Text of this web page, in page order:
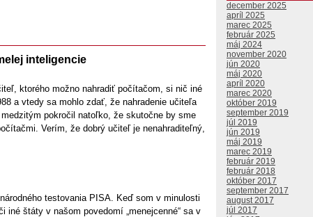
inteligencie
ktorého možno nahradiť počítačom, si nič iné
a vtedy sa mohlo zdať, že nahradenie učiteľa
pokročil natoľko, že skutočne by sme
Verím, že dobrý učiteľ je nenahraditeľný,
testovania PISA. Keď som v minulosti
štáty v našom povedomí „menejcenné“ sa v
december 2025
apríl 2025
marec 2025
február 2025
máj 2024
november 2020
jún 2020
máj 2020
apríl 2020
marec 2020
október 2019
september 2019
júl 2019
jún 2019
máj 2019
marec 2019
február 2019
február 2018
október 2017
september 2017
august 2017
júl 2017